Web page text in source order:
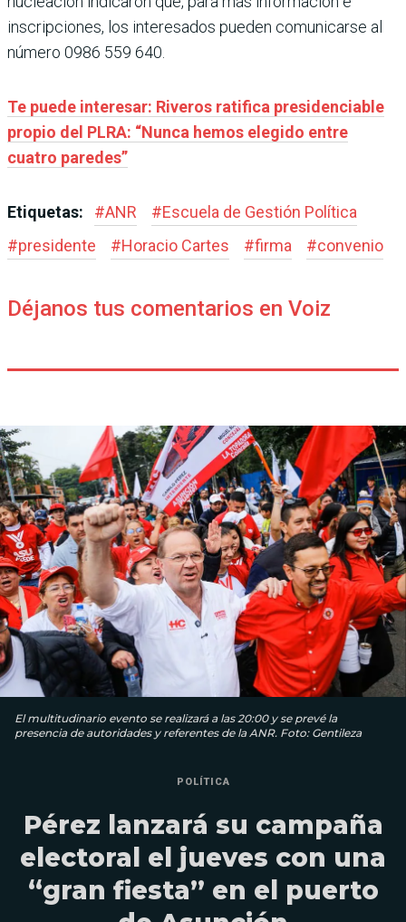
inscripciones, los interesados pueden comunicarse al
número 0986 559 640.
Te puede interesar: Riveros ratifica presidenciable
propio del PLRA: “Nunca hemos elegido entre
cuatro paredes”
Etiquetas: #ANR #Escuela de Gestión Política
#presidente #Horacio Cartes #firma #convenio
Déjanos tus comentarios en Voiz
El multitudinario evento se realizará a las 20:00 y se prevé la
presencia de autoridades y referentes de la ANR. Foto: Gentileza
POLÍTICA
Pérez lanzará su campaña
electoral el jueves con una
“gran fiesta” en el puerto